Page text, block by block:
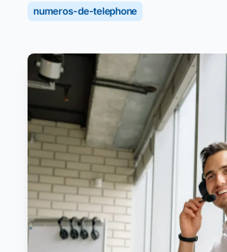
numeros-de-telephone